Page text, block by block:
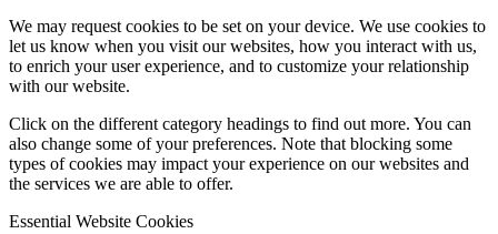
We may request cookies to be set on your device. We use cookies to
let us know when you visit our websites, how you interact with us,
to enrich your user experience, and to customize your relationship
with our website.
Click on the different category headings to find out more. You can
also change some of your preferences. Note that blocking some
types of cookies may impact your experience on our websites and
the services we are able to offer.
Essential Website Cookies